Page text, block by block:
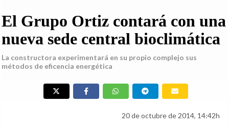
El Grupo Ortiz contará con una
nueva sede central bioclimática
La constructora experimentará en su propio complejo sus
métodos de eficencia energética
20 de octubre de 2014, 14:42h